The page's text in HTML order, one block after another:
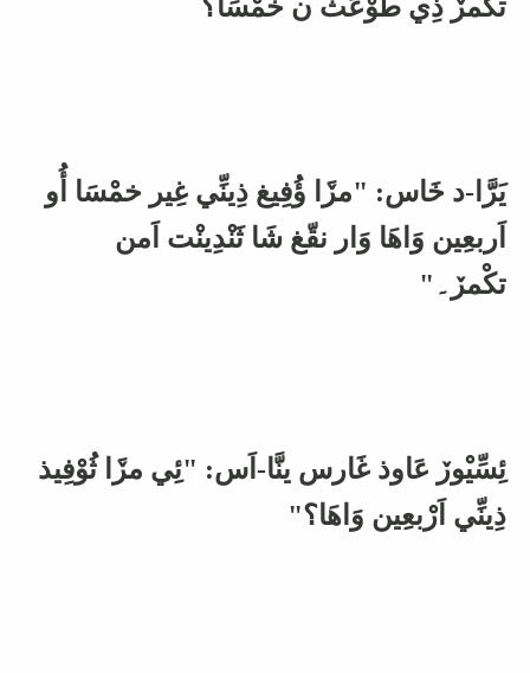
تكْمڒ ذِي طُّوْعَث ن خمْسَا؟
يَرَّا-د خَاس: "مڒَا ؤُفِيغ ذِينِّي غِير خمْسَا أُو
اَربعِين وَاهَا وَار نقّغ شَا ثَنْدِينْت اَمن
تكْمڒ۔"
ئِسِّيْوڒ عَاوذ غَارس ينَّا-اَس: "ئِي مڒَا ثُوْفِيذ
ذِينِّي اَرْبعِين وَاهَا؟"